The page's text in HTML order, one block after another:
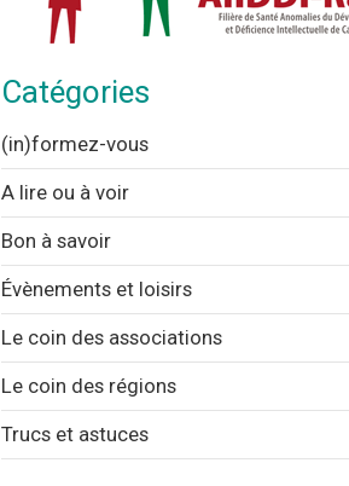
Catégories
(in)formez-vous
A lire ou à voir
Bon à savoir
Évènements et loisirs
Le coin des associations
Le coin des régions
Trucs et astuces